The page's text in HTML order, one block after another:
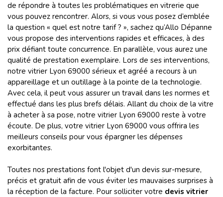
de répondre à toutes les problématiques en vitrerie que
vous pouvez rencontrer. Alors, si vous vous posez d’emblée
la question « quel est notre tarif ? », sachez qu’Allo Dépanne
vous propose des interventions rapides et efficaces, à des
prix défiant toute concurrence. En parallèle, vous aurez une
qualité de prestation exemplaire. Lors de ses interventions,
notre vitrier Lyon 69000 sérieux et agréé a recours à un
appareillage et un outillage à la pointe de la technologie.
Avec cela, il peut vous assurer un travail dans les normes et
effectué dans les plus brefs délais. Allant du choix de la vitre
à acheter à sa pose, notre vitrier Lyon 69000 reste à votre
écoute. De plus, votre vitrier Lyon 69000 vous offrira les
meilleurs conseils pour vous épargner les dépenses
exorbitantes.
Toutes nos prestations font l'objet d'un devis sur-mesure,
précis et gratuit afin de vous éviter les mauvaises surprises à
la réception de la facture. Pour solliciter votre devis vitrier